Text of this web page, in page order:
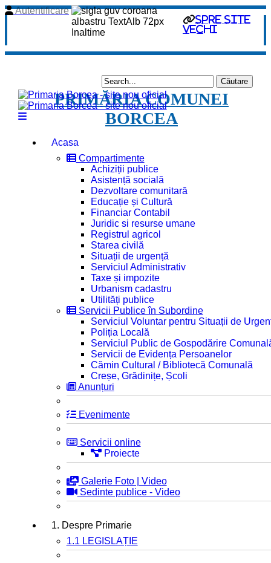
spre site
vechi
Autentificare
PRIMĂRIA COMUNEI
BORCEA
Acasa
Compartimente
Achiziții publice
Asistență socială
Dezvoltare comunitară
Educație și Cultură
Financiar Contabil
Juridic si resurse umane
Registrul agricol
Starea civilă
Situații de urgență
Serviciul Administrativ
Taxe și impozite
Urbanism cadastru
Utilități publice
Servicii Publice în Subordine
Serviciul Voluntar pentru Situații de
Poliția Locală
Serviciul Public de Gospodărire
Servicii de Evidența Persoanelor
Cămin Cultural / Bibliotecă Comunală
Creșe, Grădinițe, Școli
Anunțuri
Evenimente
Servicii online
Proiecte
Galerie Foto | Video
Sedinte publice - Video
1. Despre Primarie
1.1 LEGISLAȚIE